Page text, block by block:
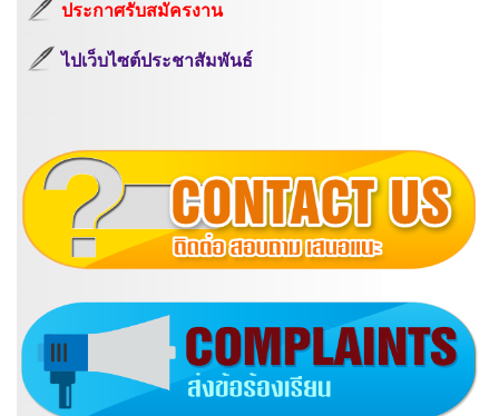
ประกาศรับสมัครงาน
ไปเว็บไซต์ประชาสัมพันธ์